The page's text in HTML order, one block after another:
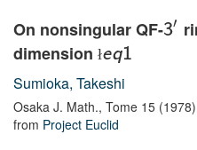
On nonsingular QF-3′
dimension łeq1
Sumioka, Takeshi
Osaka J. Math., Tome 15
from Project Euclid